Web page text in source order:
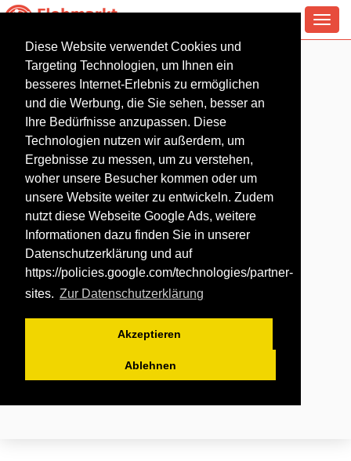
Diese Website verwendet Cookies und
Targeting Technologien, um Ihnen ein
besseres Internet-Erlebnis zu ermöglichen
und die Werbung, die Sie sehen, besser an
Ihre Bedürfnisse anzupassen. Diese
Technologien nutzen wir außerdem, um
Ergebnisse zu messen, um zu verstehen,
woher unsere Besucher kommen oder um
unsere Website weiter zu entwickeln. Zudem
nutzt diese Webseite Google Ads, weitere
Informationen dazu finden Sie in unserer
Datenschutzerklärung und auf
https://policies.google.com/technologies/partner-
sites. Zur Datenschutzerklärung
Akzeptieren
Ablehnen
Flohmarkt in Bendorf